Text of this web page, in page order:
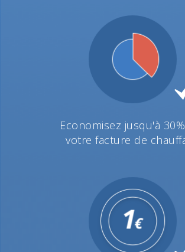
Economisez jusqu'à
votre facture de